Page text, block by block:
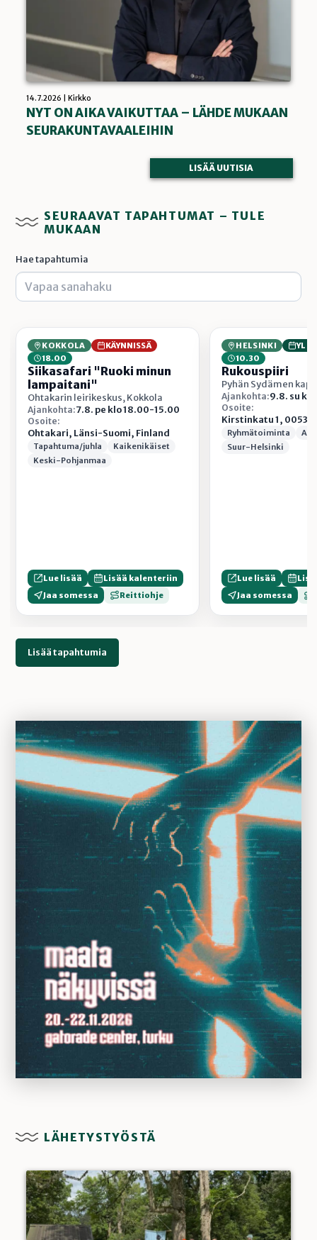
14.7.2026 | Kirkko
NYT ON AIKA VAIKUTTAA – LÄHDE MUKAAN
SEURAKUNTAVAALEIHIN
LISÄÄ UUTISIA
SEURAAVAT TAPAHTUMAT – TULE
MUKAAN
Hae tapahtumia
KOKKOLA
KÄYNNISSÄ
18.00
Siikasafari "Ruoki minun
lampaitani"
Ohtakarin leirikeskus, Kokkola
Ajankohta:7.8. pe klo 18.00-15.00
Osoite:
Ohtakari, Länsi-Suomi, Finland
Tapahtuma/juhla
Kaikenikäiset
Keski-Pohjanmaa
Lue lisää
Lisää kalenteriin
Jaa somessa
Reittiohje
HELSINKI
10.30
Rukouspiiri
Pyhän Sydämen
Ajankohta:9.8. su
Osoite:
Kirstinkatu 1, 00530
Ryhmätoiminta
Suur-Helsinki
Lue lisää
Jaa somessa
Lisää tapahtumia
LÄHETYSTYÖSTÄ